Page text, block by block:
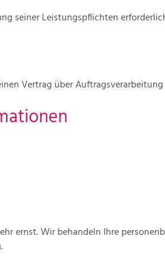
seiner Leistungspflichten
Vertrag über
ernst. Wir behandeln Ihre